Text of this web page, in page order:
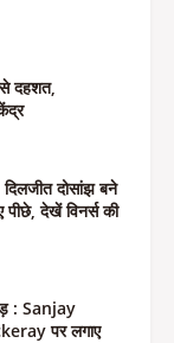
दहशत,
दोसांझ बने
देखें विनर्स की
: Sanjay
पर लगाए